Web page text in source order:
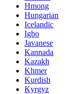
Hmong
Hungarian
Icelandic
Igbo
Javanese
Kannada
Kazakh
Khmer
Kurdish
Kyrgyz